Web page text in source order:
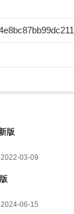
版
03-09
06-15